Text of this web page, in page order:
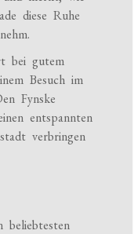
diese Ruhe
bei gutem
Besuch im
Fynske
entspannten
verbringen
beliebtesten